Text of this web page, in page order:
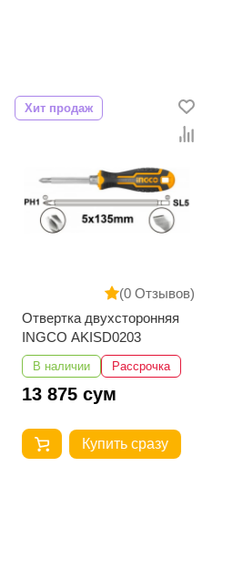
(0 Отзывов)
продаж
двухсторонняя
AKISD0203
В наличии Рассрочка
875 сум
Купить сразу